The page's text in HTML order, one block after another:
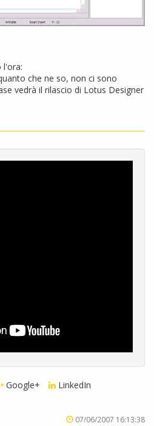
l'ora:
che ne so, non ci sono
vedrà il rilascio di Lotus Designer
Google+ LinkedIn
07/06/2007 16:13:38